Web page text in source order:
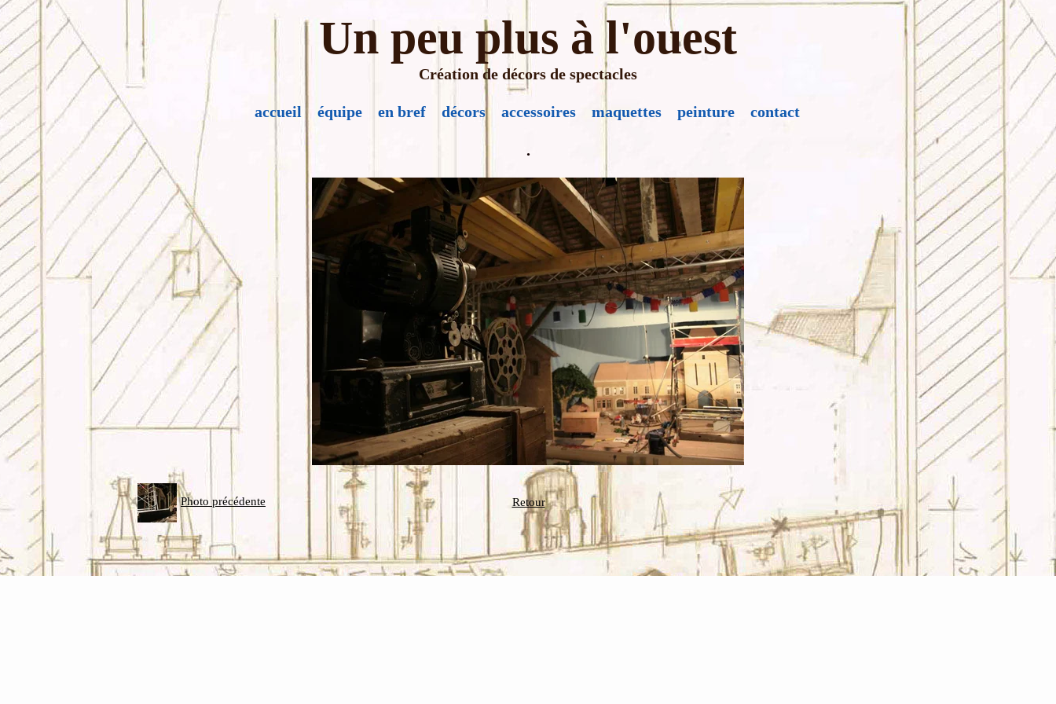
Un peu plus à l'ouest
Création de décors de spectacles
accueil équipe en bref décors accessoires maquettes peinture contact
.
Photo précédente Retour